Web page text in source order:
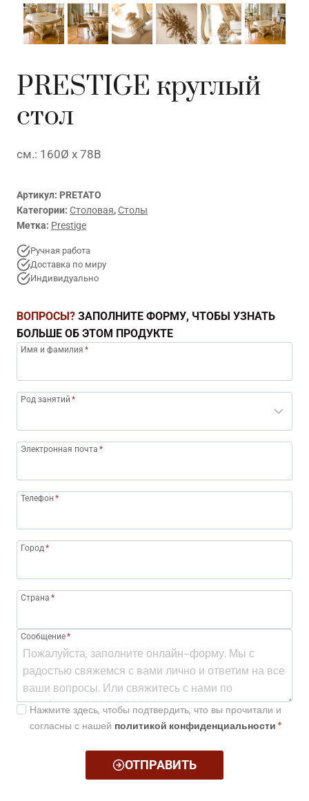
PRESTIGE круглый
стол
см.: 160Ø x 78В
Артикул: PRETATO
Категории: Столовая,Столы
Метка: Prestige
Ручная работа
Доставка по миру
Индивидуально
ВОПРОСЫ? ЗАПОЛНИТЕ ФОРМУ, ЧТОБЫ УЗНАТЬ
БОЛЬШЕ ОБ ЭТОМ ПРОДУКТЕ
Имя и фамилия *
Род занятий *
Электронная почта *
Телефон *
Город*
Страна *
Сообщение*
Нажмите здесь, чтобы подтвердить, что вы прочитали и
согласны с нашей политикой конфиденциальности *
ОТПРАВИТЬ